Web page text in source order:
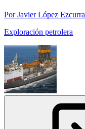
Por Javier López Ezcurra
Exploración petrolera